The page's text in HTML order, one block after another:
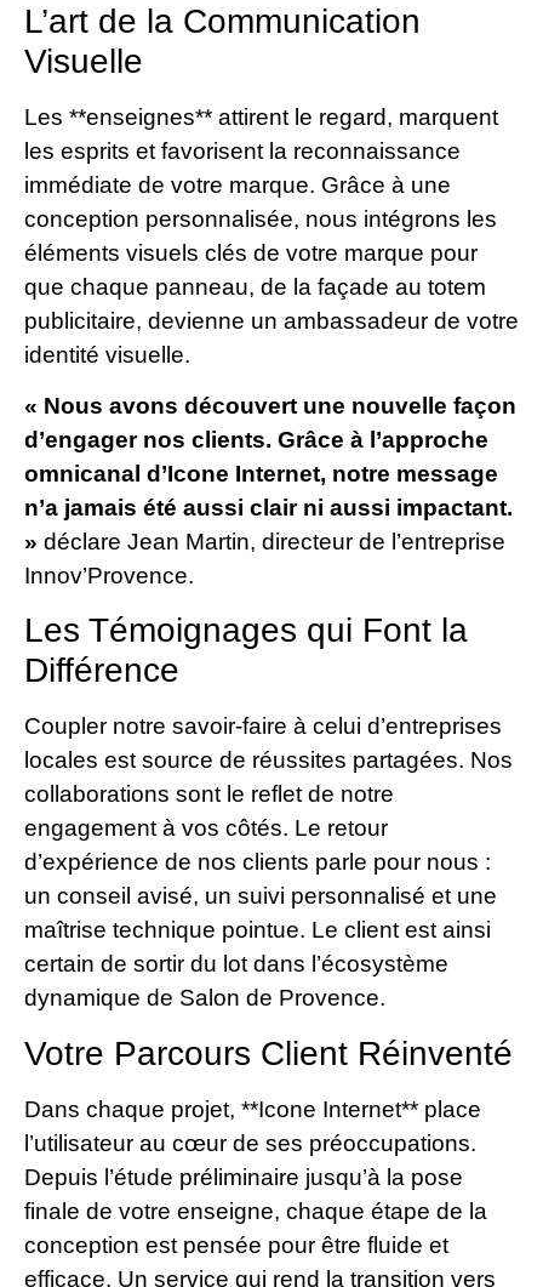
L’art de la Communication
Visuelle
Les **enseignes** attirent le regard, marquent
les esprits et favorisent la reconnaissance
immédiate de votre marque. Grâce à une
conception personnalisée, nous intégrons les
éléments visuels clés de votre marque pour
que chaque panneau, de la façade au totem
publicitaire, devienne un ambassadeur de votre
identité visuelle.
« Nous avons découvert une nouvelle façon
d’engager nos clients. Grâce à l’approche
omnicanal d’Icone Internet, notre message
n’a jamais été aussi clair ni aussi impactant.
» déclare Jean Martin, directeur de l’entreprise
Innov’Provence.
Les Témoignages qui Font la
Différence
Coupler notre savoir-faire à celui d’entreprises
locales est source de réussites partagées. Nos
collaborations sont le reflet de notre
engagement à vos côtés. Le retour
d’expérience de nos clients parle pour nous :
un conseil avisé, un suivi personnalisé et une
maîtrise technique pointue. Le client est ainsi
certain de sortir du lot dans l’écosystème
dynamique de Salon de Provence.
Votre Parcours Client Réinventé
Dans chaque projet, **Icone Internet** place
l’utilisateur au cœur de ses préoccupations.
Depuis l’étude préliminaire jusqu’à la pose
finale de votre enseigne, chaque étape de la
conception est pensée pour être fluide et
efficace. Un service qui rend la transition vers